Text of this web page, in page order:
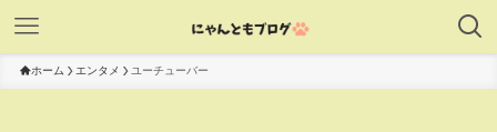
ホーム エンタメ ユーチューバー